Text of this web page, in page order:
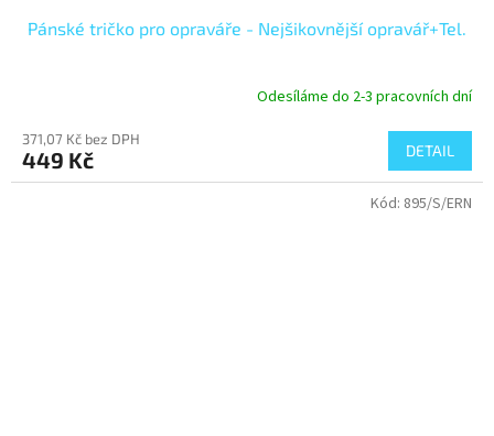
Pánské tričko pro opraváře - Nejšikovnější opravář+Tel.
Odesíláme do 2-3 pracovních dní
371,07 Kč bez DPH
449 Kč DETAIL
Kód: 895/S/ERN